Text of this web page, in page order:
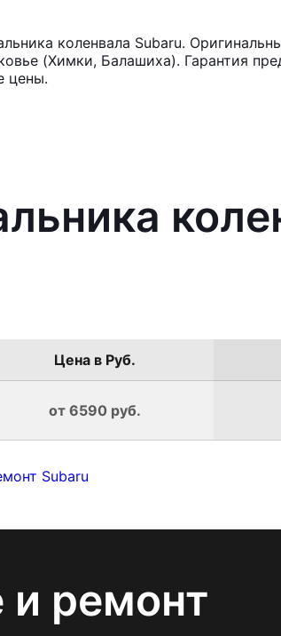
коленвала Subaru.
(Химки, Балашиха). Гарантия
цены.
Цена в Руб.
от 6590 руб.
Subaru
и ремонт